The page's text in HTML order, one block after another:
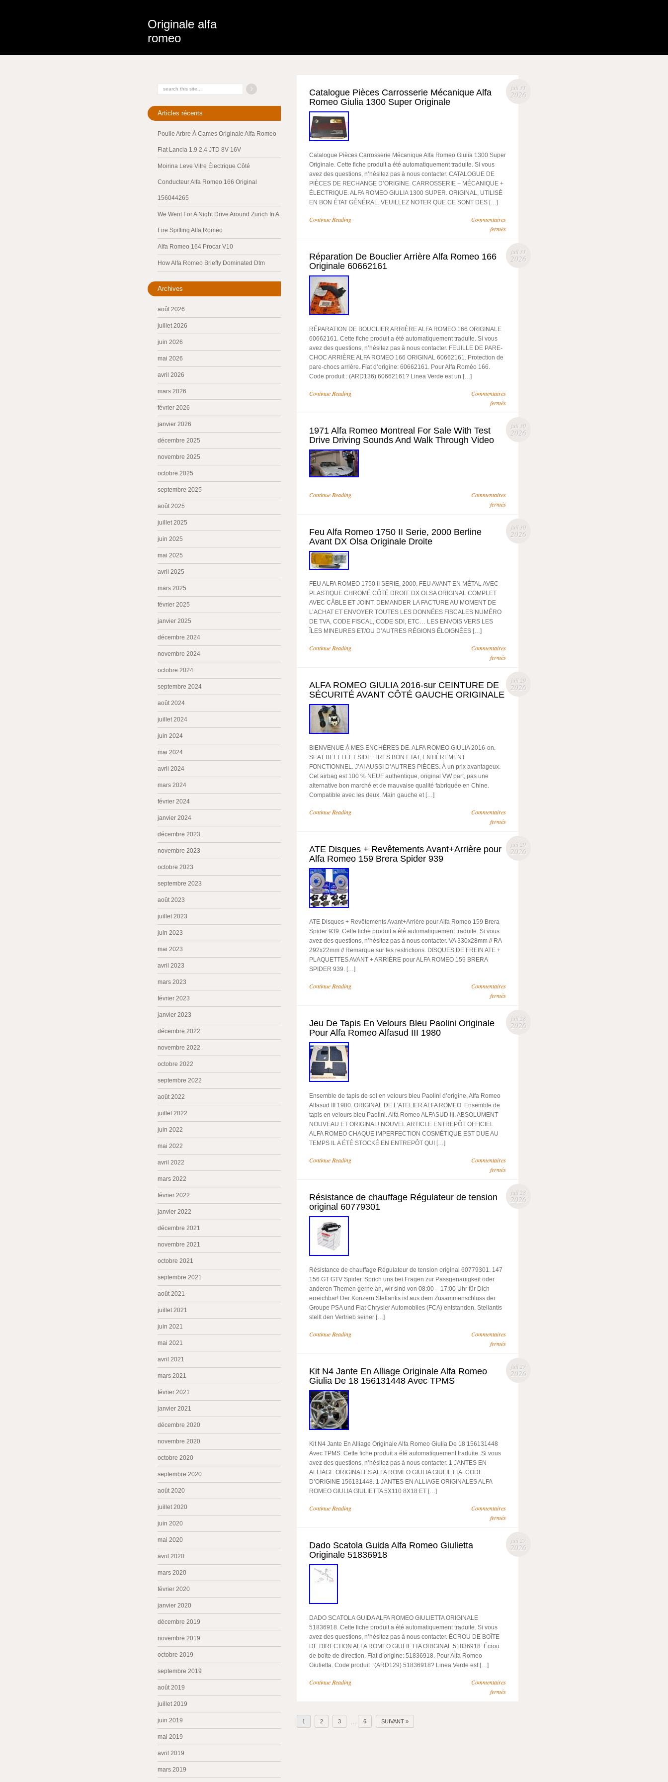
Originale alfa
romeo
juil 31
2026
Catalogue Pièces Carrosserie Mécanique Alfa
Romeo Giulia 1300 Super Originale
Catalogue Pièces Carrosserie Mécanique Alfa Romeo Giulia 1300 Super
Originale. Cette fiche produit a été automatiquement traduite. Si vous
avez des questions, n’hésitez pas à nous contacter. CATALOGUE DE
PIÈCES DE RECHANGE D’ORIGINE. CARROSSERIE + MÉCANIQUE +
ÉLECTRIQUE. ALFA ROMEO GIULIA 1300 SUPER. ORIGINAL, UTILISÉ
EN BON ÉTAT GÉNÉRAL. VEUILLEZ NOTER QUE CE SONT DES […]
Continue Reading
Commentaires
fermés
juil 31
2026
Réparation De Bouclier Arrière Alfa Romeo 166
Originale 60662161
RÉPARATION DE BOUCLIER ARRIÈRE ALFA ROMEO 166 ORIGINALE
60662161. Cette fiche produit a été automatiquement traduite. Si vous
avez des questions, n’hésitez pas à nous contacter. FEUILLE DE PARE-
CHOC ARRIÈRE ALFA ROMEO 166 ORIGINAL 60662161. Protection de
pare-chocs arrière. Fiat d’origine: 60662161. Pour Alfa Roméo 166.
Code produit : (ARD136) 60662161? Linea Verde est un […]
Continue Reading
Commentaires
fermés
juil 30
2026
1971 Alfa Romeo Montreal For Sale With Test
Drive Driving Sounds And Walk Through Video
Continue Reading
Commentaires
fermés
juil 30
2026
Feu Alfa Romeo 1750 II Serie, 2000 Berline
Avant DX Olsa Originale Droite
FEU ALFA ROMEO 1750 II SERIE, 2000. FEU AVANT EN MÉTAL AVEC
PLASTIQUE CHROMÉ CÔTÉ DROIT. DX OLSA ORIGINAL COMPLET
AVEC CÂBLE ET JOINT. DEMANDER LA FACTURE AU MOMENT DE
L’ACHAT ET ENVOYER TOUTES LES DONNÉES FISCALES NUMÉRO
DE TVA, CODE FISCAL, CODE SDI, ETC… LES ENVOIS VERS LES
ÎLES MINEURES ET/OU D’AUTRES RÉGIONS ÉLOIGNÉES […]
Continue Reading
Commentaires
fermés
juil 29
2026
ALFA ROMEO GIULIA 2016-sur CEINTURE DE
SÉCURITÉ AVANT CÔTÉ GAUCHE ORIGINALE
BIENVENUE À MES ENCHÈRES DE. ALFA ROMEO GIULIA 2016-on.
SEAT BELT LEFT SIDE. TRES BON ETAT, ENTIÈREMENT
FONCTIONNEL. J’AI AUSSI D’AUTRES PIÈCES. À un prix avantageux.
Cet airbag est 100 % NEUF authentique, original VW part, pas une
alternative bon marché et de mauvaise qualité fabriquée en Chine.
Compatible avec les deux. Main gauche et […]
Continue Reading
Commentaires
fermés
juil 29
2026
ATE Disques + Revêtements Avant+Arrière pour
Alfa Romeo 159 Brera Spider 939
ATE Disques + Revêtements Avant+Arrière pour Alfa Romeo 159 Brera
Spider 939. Cette fiche produit a été automatiquement traduite. Si vous
avez des questions, n’hésitez pas à nous contacter. VA 330x28mm // RA
292x22mm // Remarque sur les restrictions. DISQUES DE FREIN ATE +
PLAQUETTES AVANT + ARRIÈRE pour ALFA ROMEO 159 BRERA
SPIDER 939. […]
Continue Reading
Commentaires
fermés
juil 28
2026
Jeu De Tapis En Velours Bleu Paolini Originale
Pour Alfa Romeo Alfasud III 1980
Ensemble de tapis de sol en velours bleu Paolini d’origine, Alfa Romeo
Alfasud III 1980. ORIGINAL DE L’ATELIER ALFA ROMEO. Ensemble de
tapis en velours bleu Paolini. Alfa Romeo ALFASUD III. ABSOLUMENT
NOUVEAU ET ORIGINAL! NOUVEL ARTICLE ENTREPÔT OFFICIEL
ALFA ROMEO CHAQUE IMPERFECTION COSMÉTIQUE EST DUE AU
TEMPS IL A ÉTÉ STOCKÉ EN ENTREPÔT QUI […]
Continue Reading
Commentaires
fermés
juil 28
2026
Résistance de chauffage Régulateur de tension
original 60779301
Résistance de chauffage Régulateur de tension original 60779301. 147
156 GT GTV Spider. Sprich uns bei Fragen zur Passgenauigkeit oder
anderen Themen gerne an, wir sind von 08:00 – 17:00 Uhr für Dich
erreichbar! Der Konzern Stellantis ist aus dem Zusammenschluss der
Groupe PSA und Fiat Chrysler Automobiles (FCA) entstanden. Stellantis
stellt den Vertrieb seiner […]
Continue Reading
Commentaires
fermés
juil 27
2026
Kit N4 Jante En Alliage Originale Alfa Romeo
Giulia De 18 156131448 Avec TPMS
Kit N4 Jante En Alliage Originale Alfa Romeo Giulia De 18 156131448
Avec TPMS. Cette fiche produit a été automatiquement traduite. Si vous
avez des questions, n’hésitez pas à nous contacter. 1 JANTES EN
ALLIAGE ORIGINALES ALFA ROMEO GIULIA GIULIETTA. CODE
D’ORIGINE 156131448. 1 JANTES EN ALLIAGE ORIGINALES ALFA
ROMEO GIULIA GIULIETTA 5X110 8X18 ET […]
Continue Reading
Commentaires
fermés
juil 27
2026
Dado Scatola Guida Alfa Romeo Giulietta
Originale 51836918
DADO SCATOLA GUIDA ALFA ROMEO GIULIETTA ORIGINALE
51836918. Cette fiche produit a été automatiquement traduite. Si vous
avez des questions, n’hésitez pas à nous contacter. ÉCROU DE BOÎTE
DE DIRECTION ALFA ROMEO GIULIETTA ORIGINAL 51836918. Écrou
de boîte de direction. Fiat d’origine: 51836918. Pour Alfa Romeo
Giulietta. Code produit : (ARD129) 51836918? Linea Verde est […]
Continue Reading
Commentaires
fermés
1 2 3 … 6 SUIVANT »
Articles récents
Poulie Arbre À Cames Originale Alfa Romeo
Fiat Lancia 1.9 2.4 JTD 8V 16V
Moirina Leve Vitre Électrique Côté
Conducteur Alfa Romeo 166 Original
156044265
We Went For A Night Drive Around Zurich In A
Fire Spitting Alfa Romeo
Alfa Romeo 164 Procar V10
How Alfa Romeo Briefly Dominated Dtm
Archives
août 2026
juillet 2026
juin 2026
mai 2026
avril 2026
mars 2026
février 2026
janvier 2026
décembre 2025
novembre 2025
octobre 2025
septembre 2025
août 2025
juillet 2025
juin 2025
mai 2025
avril 2025
mars 2025
février 2025
janvier 2025
décembre 2024
novembre 2024
octobre 2024
septembre 2024
août 2024
juillet 2024
juin 2024
mai 2024
avril 2024
mars 2024
février 2024
janvier 2024
décembre 2023
novembre 2023
octobre 2023
septembre 2023
août 2023
juillet 2023
juin 2023
mai 2023
avril 2023
mars 2023
février 2023
janvier 2023
décembre 2022
novembre 2022
octobre 2022
septembre 2022
août 2022
juillet 2022
juin 2022
mai 2022
avril 2022
mars 2022
février 2022
janvier 2022
décembre 2021
novembre 2021
octobre 2021
septembre 2021
août 2021
juillet 2021
juin 2021
mai 2021
avril 2021
mars 2021
février 2021
janvier 2021
décembre 2020
novembre 2020
octobre 2020
septembre 2020
août 2020
juillet 2020
juin 2020
mai 2020
avril 2020
mars 2020
février 2020
janvier 2020
décembre 2019
novembre 2019
octobre 2019
septembre 2019
août 2019
juillet 2019
juin 2019
mai 2019
avril 2019
mars 2019